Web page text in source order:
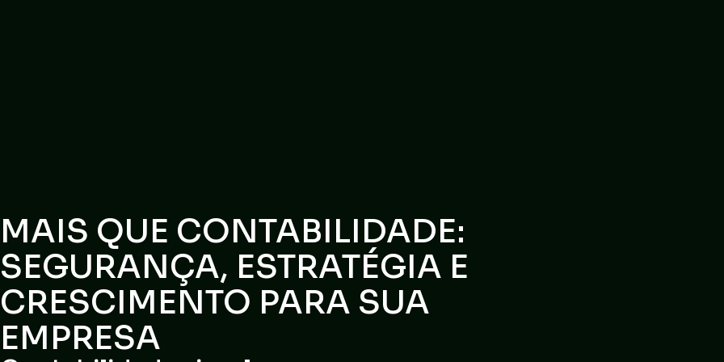
MAIS QUE CONTABILIDADE:
SEGURANÇA, ESTRATÉGIA E
CRESCIMENTO PARA SUA
EMPRESA